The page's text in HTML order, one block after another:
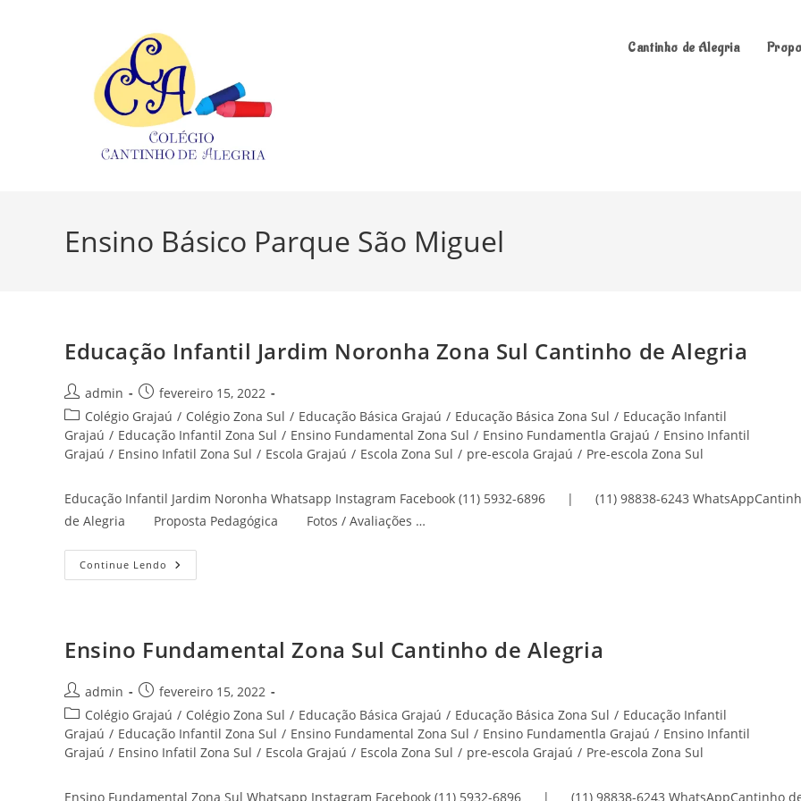
Cantinho de Alegria
Ensino Básico Parque São Miguel
Educação Infantil Jardim Noronha Zona Sul Cantinho de Alegria
Autor
do
post:
admin
Post
publicado:
fevereiro 15, 2022
Categoria
do
post:
Colégio Grajaú / Colégio Zona Sul / Educação Básica Grajaú / Educação Básica Zona Sul / Educação Infantil
Grajaú / Educação Infantil Zona Sul / Ensino Fundamental Zona Sul / Ensino Fundamentla Grajaú / Ensino Infantil
Grajaú / Ensino Infatil Zona Sul / Escola Grajaú / Escola Zona Sul / pre-escola Grajaú / Pre-escola Zona Sul
Educação Infantil Jardim Noronha Whatsapp Instagram Facebook (11) 5932-6896 | (11) 98838-6243
de Alegria Proposta Pedagógica Fotos / Avaliações …
Continue Lendo Educação
Infantil
Cantinho
De
Ensino Fundamental Zona Sul Cantinho de Alegria
Autor
do
post:
admin
Post
publicado:
fevereiro 15, 2022
Categoria
do
post:
Colégio Grajaú / Colégio Zona Sul / Educação Básica Grajaú / Educação Básica Zona Sul / Educação Infantil
Grajaú / Educação Infantil Zona Sul / Ensino Fundamental Zona Sul / Ensino Fundamentla Grajaú / Ensino Infantil
Grajaú / Ensino Infatil Zona Sul / Escola Grajaú / Escola Zona Sul / pre-escola Grajaú / Pre-escola Zona Sul
Ensino Fundamental Zona Sul Whatsapp Instagram Facebook (11) 5932-6896 | (11) 98838-6243 WhatsAppCantinho